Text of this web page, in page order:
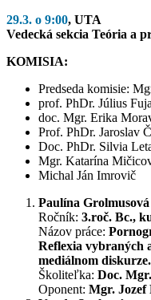
29.3. o 9:00, UTA
Vedecká sekcia Teória a
KOMISIA:
Predseda komisie:
prof. PhDr. Július
doc. Mgr. Erika
Prof. PhDr. Jaroslav
Doc. PhDr. Silvia
Mgr. Katarína
Michal Ján Imrovič
Paulína Grolmusová
Ročník: 3.roč. Bc.,
Názov práce:
Reflexia vybraných
mediálnom diskurze.
Školiteľka: Doc.
Oponent: Mgr. Jozef